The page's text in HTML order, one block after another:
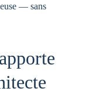
— sans